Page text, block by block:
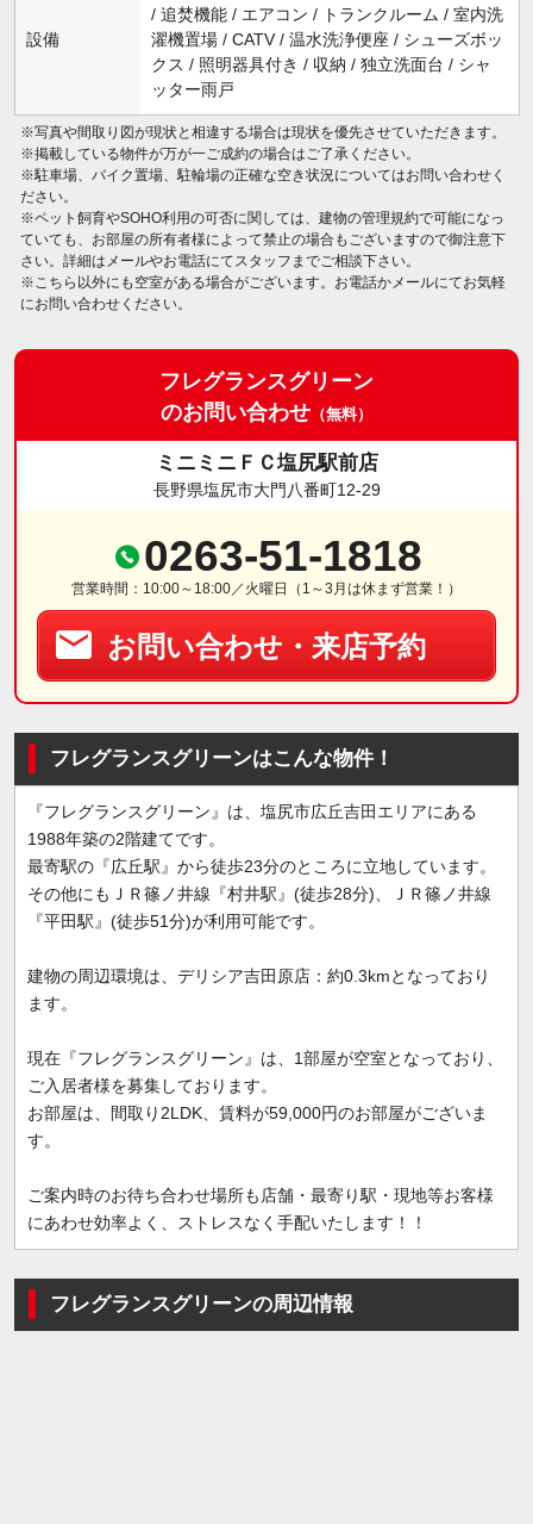
設備
/ 追焚機能 / エアコン / トランクルーム / 室内洗
濯機置場 / CATV / 温水洗浄便座 / シューズボッ
クス / 照明器具付き / 収納 / 独立洗面台 / シャ
ッター雨戸
※写真や間取り図が現状と相違する場合は現状を優先させていただきます。
※掲載している物件が万が一ご成約の場合はご了承ください。
※駐車場、バイク置場、駐輪場の正確な空き状況についてはお問い合わせく
ださい。
※ペット飼育やSOHO利用の可否に関しては、建物の管理規約で可能になっ
ていても、お部屋の所有者様によって禁止の場合もございますので御注意下
さい。詳細はメールやお電話にてスタッフまでご相談下さい。
※こちら以外にも空室がある場合がございます。お電話かメールにてお気軽
にお問い合わせください。
フレグランスグリーン
のお問い合わせ （無料）
ミニミニＦＣ塩尻駅前店
長野県塩尻市大門八番町12-29
0263-51-1818
営業時間：10:00～18:00／火曜日（1～3月は休まず営業！）
お問い合わせ・来店予約
フレグランスグリーンはこんな物件！
『フレグランスグリーン』は、塩尻市広丘吉田エリアにある
1988年築の2階建てです。
最寄駅の『広丘駅』から徒歩23分のところに立地しています。
その他にもＪＲ篠ノ井線『村井駅』(徒歩28分)、ＪＲ篠ノ井線
『平田駅』(徒歩51分)が利用可能です。
建物の周辺環境は、デリシア吉田原店：約0.3kmとなっており
ます。
現在『フレグランスグリーン』は、1部屋が空室となっており、
ご入居者様を募集しております。
お部屋は、間取り2LDK、賃料が59,000円のお部屋がございま
す。
ご案内時のお待ち合わせ場所も店舗・最寄り駅・現地等お客様
にあわせ効率よく、ストレスなく手配いたします！！
フレグランスグリーンの周辺情報